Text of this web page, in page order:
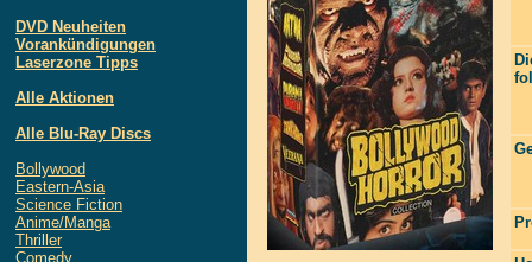
DVD Neuheiten
Vorankündigungen
Laserzone Tipps
Alle Aktionen
Alle Blu-Ray Discs
Bollywood
Eastern-Asia
Science Fiction
Anime/Manga
Thriller
Comedy